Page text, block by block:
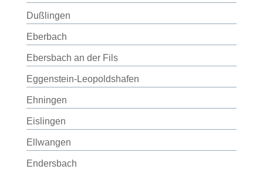
Dußlingen
Eberbach
Ebersbach an der Fils
Eggenstein-Leopoldshafen
Ehningen
Eislingen
Ellwangen
Endersbach